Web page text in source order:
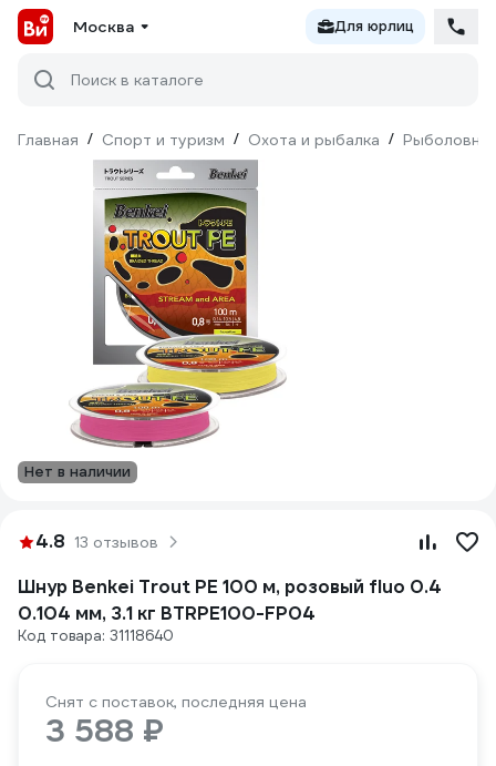
Москва Для юрлиц
Поиск в каталоге
Главная / Спорт и туризм / Охота и рыбалка /
Нет в наличии
4.8 13 отзывов
Шнур Benkei Trout PE 100 м, розовый fluo 0.4
0.104 мм, 3.1 кг BTRPE100-FP04
Код товара: 31118640
Снят с поставок, последняя цена
3 588 ₽